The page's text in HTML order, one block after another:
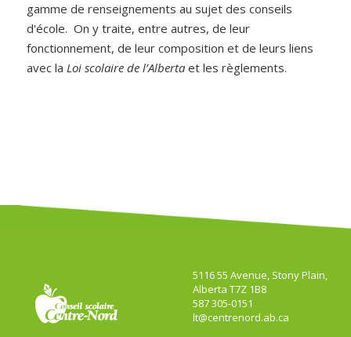
gamme de renseignements au sujet des conseils
d'école. On y traite, entre autres, de leur
fonctionnement, de leur composition et de leurs liens
avec laLoi scolaire de l’Alberta et les règlements.
5116 55 Avenue, Stony Plain,
Alberta T7Z 1B8
587 305-0151
lt@centrenord.ab.ca